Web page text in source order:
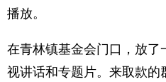
播放。
在青林镇基金会门口，放了
视讲话和专题片。来取款的